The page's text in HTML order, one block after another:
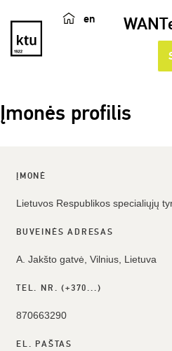
en
Įmonės profilis
ĮMONĖ
Lietuvos Respublikos specialiųjų
BUVEINĖS ADRESAS
A. Jakšto gatvė, Vilnius, Lietuva
TEL. NR. (+370...)
870663290
EL. PAŠTAS